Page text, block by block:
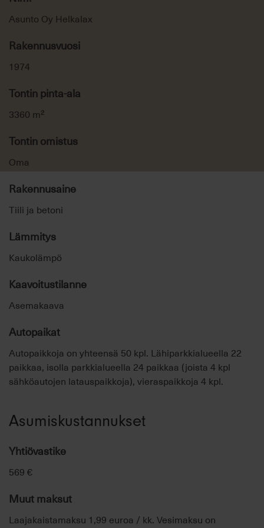
Asunto Oy Helkalax
Rakennusvuosi
1974
Tontin pinta-ala
3360 m²
Tontin omistus
Oma
Rakennusaine
Tiili ja betoni
Lämmitys
Kaukolämpö
Kaavoitustilanne
Asemakaava
Autopaikat
Autopaikkoja on yhteensä 50 kpl. Lähiparkkialueella 22
paikkaa, isolla parkkialueella 24 paikkaa (joista 4 kpl
sähköautojen latauspaikkoja), vieraspaikkoja 4 kpl.
Asumiskustannukset
Yhtiövastike
569 €
Muut maksut
Laajakaistamaksu 1,99 euroa / kk. Vesimaksu on